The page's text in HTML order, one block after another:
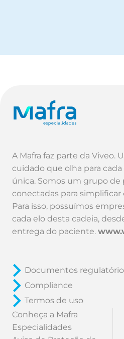
A Mafra faz parte da Viveo.
cuidado que olha para
única. Somos um grupo de
conectadas para simplificar
Para isso, possuímos
cada elo desta cadeia,
entrega do paciente.
Documentos
Compliance
Termos de uso
Conheça a Mafra
Especialidades